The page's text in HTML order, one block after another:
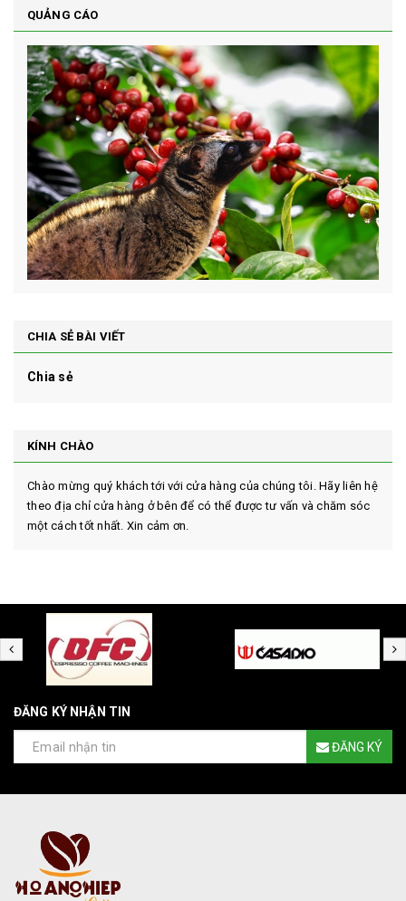
QUẢNG CÁO
CHIA SẺ BÀI VIẾT
Chia sẻ
KÍNH CHÀO
Chào mừng quý khách tới với cửa hàng của chúng tôi. Hãy liên hệ
theo địa chỉ cửa hàng ở bên để có thể được tư vấn và chăm sóc
một cách tốt nhất. Xin cảm ơn.
ĐĂNG KÝ NHẬN TIN
ĐĂNG KÝ